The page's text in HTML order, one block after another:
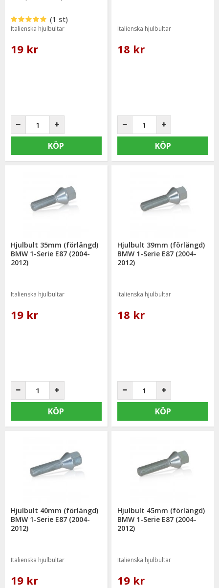
(1 st)
Italienska hjulbultar
19 kr
KÖP
Italienska hjulbultar
18 kr
KÖP
Hjulbult 35mm (förlängd)
BMW 1-Serie E87 (2004-
2012)
Italienska hjulbultar
19 kr
KÖP
Hjulbult 39mm (förlängd)
BMW 1-Serie E87 (2004-
2012)
Italienska hjulbultar
18 kr
KÖP
Hjulbult 40mm (förlängd)
BMW 1-Serie E87 (2004-
2012)
Italienska hjulbultar
19 kr
Hjulbult 45mm (förlängd)
BMW 1-Serie E87 (2004-
2012)
Italienska hjulbultar
19 kr